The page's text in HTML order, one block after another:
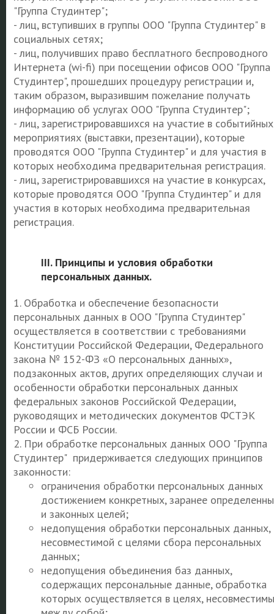
"Группа Студинтер";
- лиц, вступивших в группы ООО "Группа Студинтер" в
социальных сетях;
- лиц, получивших право бесплатного беспроводного
Интернета (wi-fi) при посещении офисов ООО "Группа
Студинтер", прошедших процедуру регистрации и,
таким образом, выразившим пожелание получать
информацию об услугах ООО "Группа Студинтер";
- лиц, зарегистрировавшихся на участие в событийных
мероприятиях (выставки, презентации), которые
проводятся ООО "Группа Студинтер" и для участия в
которых необходима предварительная регистрация.
- лиц, зарегистрировавшихся на участие в конкурсах,
которые проводятся ООО "Группа Студинтер" и для
участия в которых необходима предварительная
регистрация.
III. Принципы и условия обработки
персональных данных.
1. Обработка и обеспечение безопасности
персональных данных в ООО "Группа Студинтер"
осуществляется в соответствии с требованиями
Конституции Российской Федерации, Федерального
закона № 152-ФЗ «О персональных данных»,
подзаконных актов, других определяющих случаи и
особенности обработки персональных данных
федеральных законов Российской Федерации,
руководящих и методических документов ФСТЭК
России и ФСБ России.
2. При обработке персональных данных ООО "Группа
Студинтер" придерживается следующих принципов
законности:
ограничения обработки персональных данных
достижением конкретных, заранее
и законных целей;
недопущения обработки персональных данных,
несовместимой с целями сбора персональных
данных;
недопущения объединения баз данных,
содержащих персональные данные, обработка
которых осуществляется в целях,